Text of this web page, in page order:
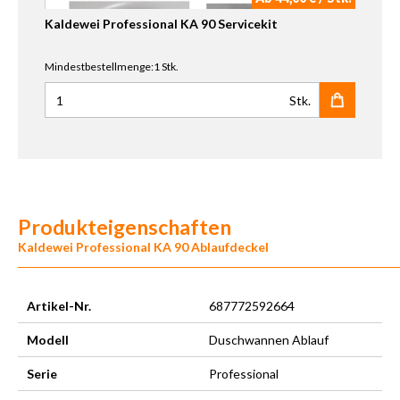
Kaldewei Professional KA 90 Servicekit
Mindestbestellmenge:1 Stk.
Anzahl für Kaldewei Professional KA 90 Servicekit
Stk.
Produkteigenschaften
Kaldewei Professional KA 90 Ablaufdeckel
Artikel-Nr. 687772592664
Modell Duschwannen Ablauf
Serie Professional